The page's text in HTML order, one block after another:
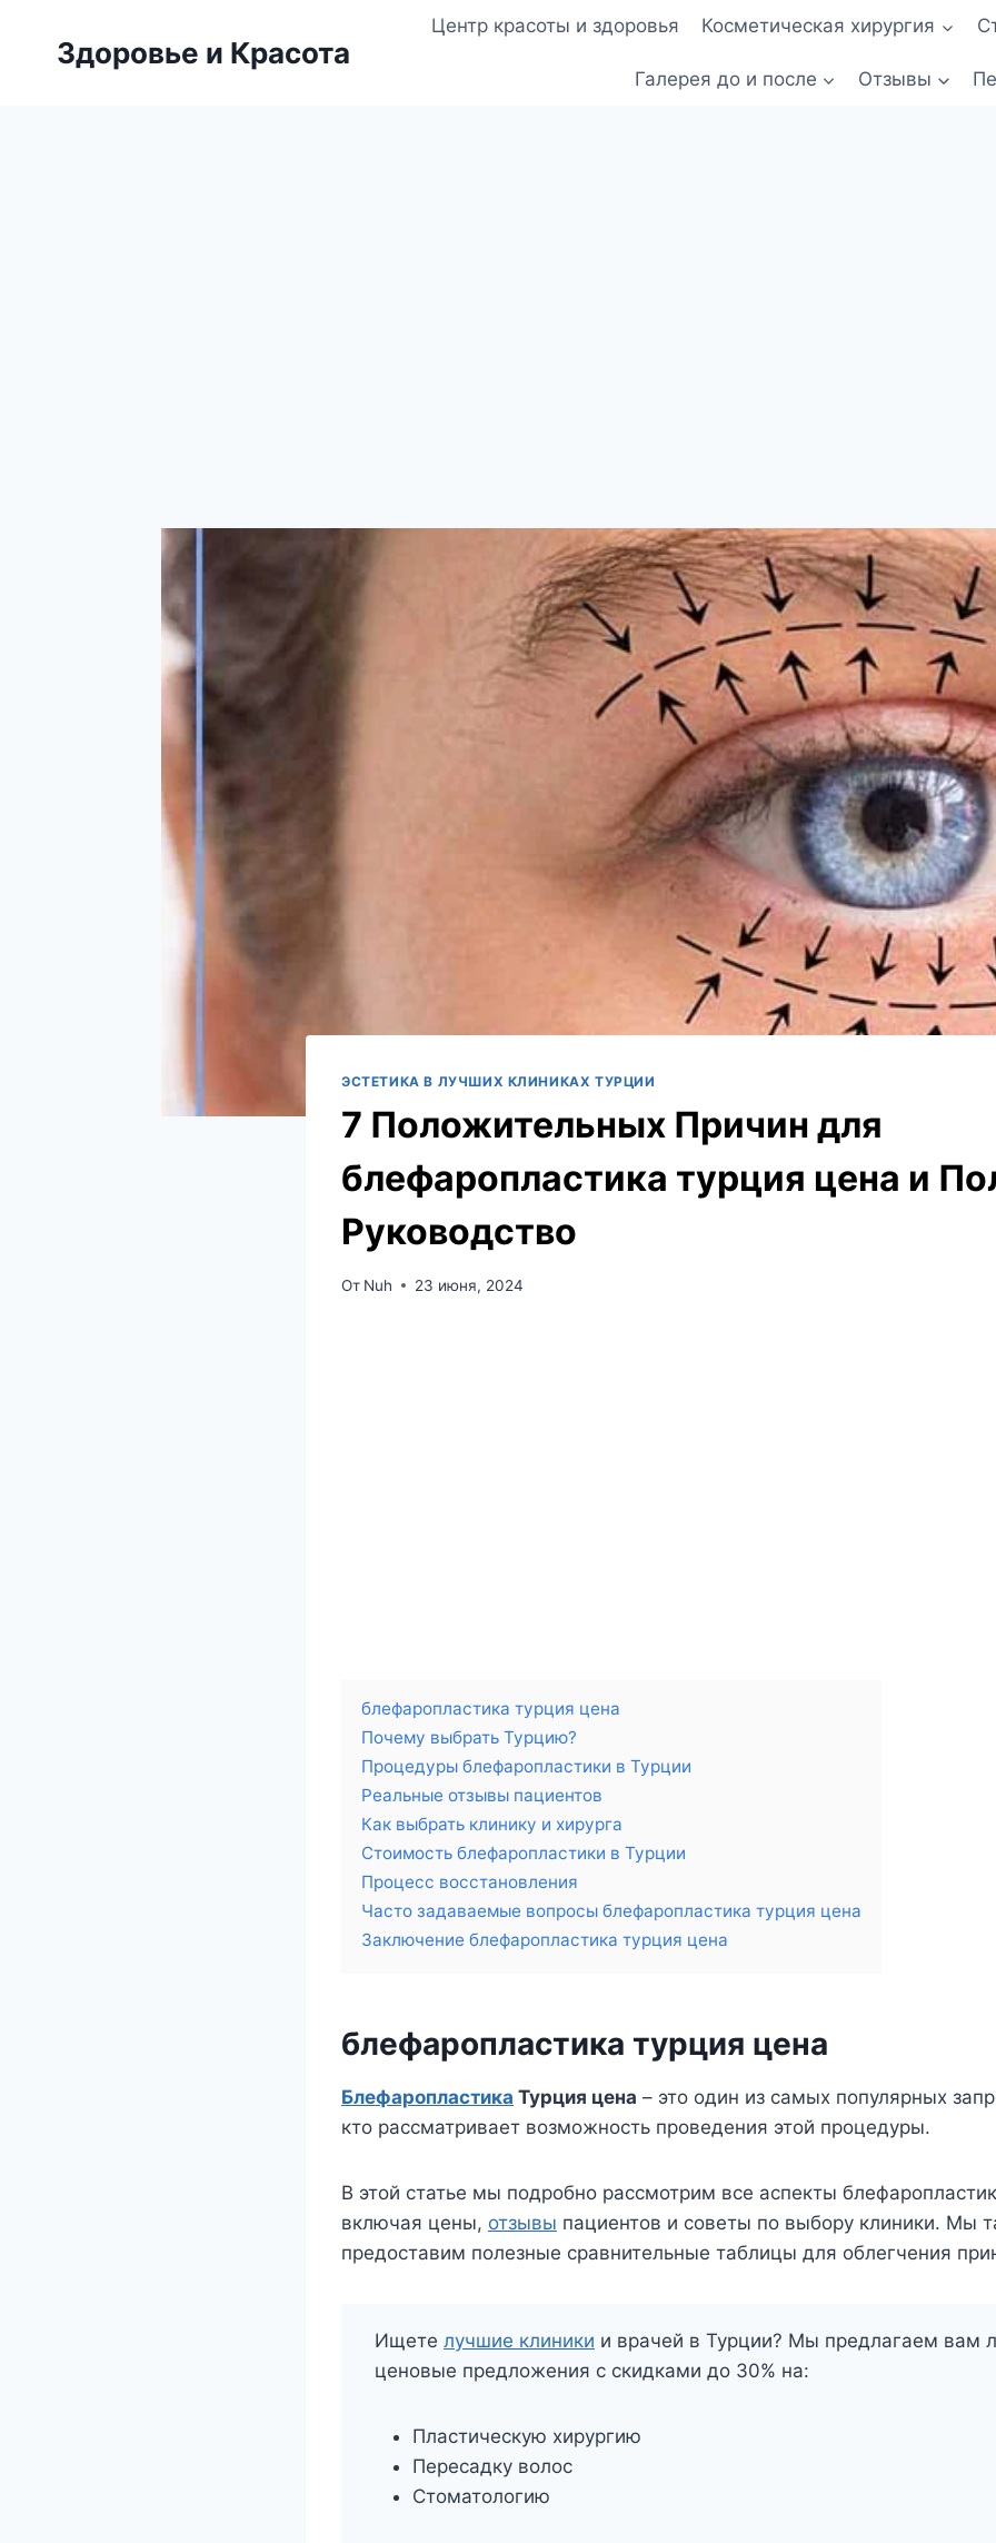
содержимому
Здоровье и Красота
Центр красоты и здоровья Косметическая хирургия
Галерея до и после Отзывы
ЭСТЕТИКА В ЛУЧШИХ КЛИНИКАХ ТУРЦИИ
7 Положительных Причин для
блефаропластика турция цена и
Руководство
От Nuh 23 июня, 2024
блефаропластика турция цена
Почему выбрать Турцию?
Процедуры блефаропластики в Турции
Реальные отзывы пациентов
Как выбрать клинику и хирурга
Стоимость блефаропластики в Турции
Процесс восстановления
Часто задаваемые вопросы блефаропластика турция цена
Заключение блефаропластика турция цена
блефаропластика турция цена
Блефаропластика Турция цена – это один из самых популярных
кто рассматривает возможность проведения этой процедуры.
В этой статье мы подробно рассмотрим все аспекты
включая цены, отзывы пациентов и советы по выбору клиники. Мы
предоставим полезные сравнительные таблицы для облегчения
Ищете лучшие клиники и врачей в Турции? Мы предлагаем вам
ценовые предложения с скидками до 30% на:
Пластическую хирургию
Пересадку волос
Стоматологию